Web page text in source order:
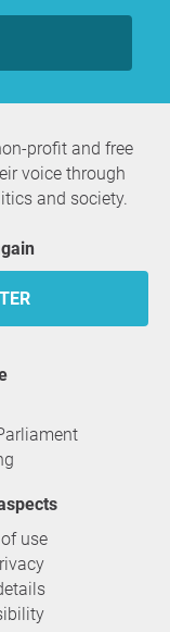
profit and free
voice through
and society.
use